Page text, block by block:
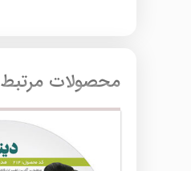
محصولات مرتبط